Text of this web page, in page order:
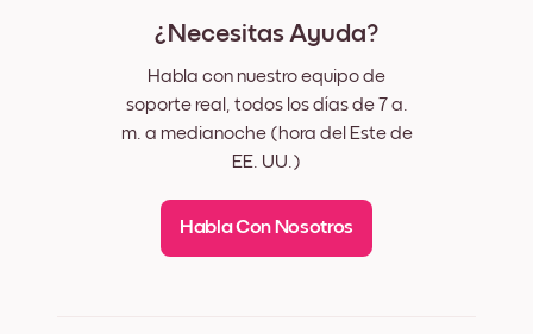
¿Necesitas Ayuda?
Habla con nuestro equipo de
soporte real, todos los días de 7 a.
m. a medianoche (hora del Este de
EE. UU.)
Habla Con Nosotros